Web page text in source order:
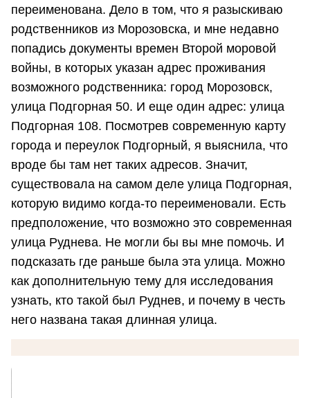
переименована. Дело в том, что я разыскиваю
родственников из Морозовска, и мне недавно
попадись документы времен Второй моровой
войны, в которых указан адрес проживания
возможного родственника: город Морозовск,
улица Подгорная 50. И еще один адрес: улица
Подгорная 108. Посмотрев современную карту
города и переулок Подгорный, я выяснила, что
вроде бы там нет таких адресов. Значит,
существовала на самом деле улица Подгорная,
которую видимо когда-то переименовали. Есть
предположение, что возможно это современная
улица Руднева. Не могли бы вы мне помочь. И
подсказать где раньше была эта улица. Можно
как дополнительную тему для исследования
узнать, кто такой был Руднев, и почему в честь
него названа такая длинная улица.